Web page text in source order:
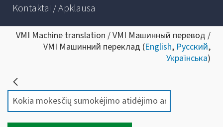
Kontaktai / Apklausa
VMI Machine translation / VMI Машинный перевод /
VMI Машинний переклад (English, Русский,
Українська)